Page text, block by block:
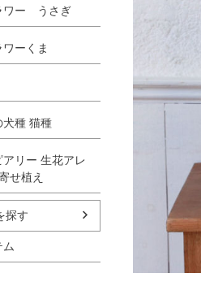
ワー うさぎ
ーくま
犬種 猫種
リー 生花アレ
せ植え
探す